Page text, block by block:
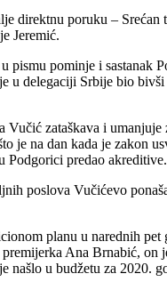
direktnu poruku – Srećan
Jeremić.
pismu pominje i sastanak
u delegaciji Srbije bio
Vučić zataškava i umanjuje
je na dan kada je zakon
Podgorici predao akreditive.
poslova Vučićevo
planu u narednih pet
Ana Brnabić, on
našlo u budžetu za 2020.